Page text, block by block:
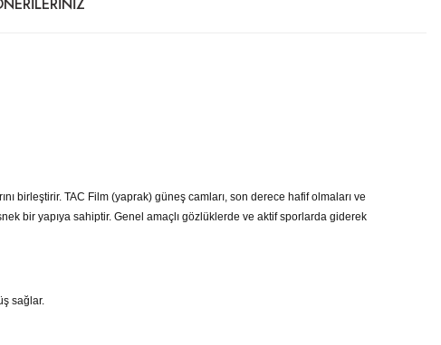
birleştirir. TAC Film (yaprak) güneş camları, son derece hafif olmaları ve
bir yapıya sahiptir. Genel amaçlı gözlüklerde ve aktif sporlarda giderek
sağlar.